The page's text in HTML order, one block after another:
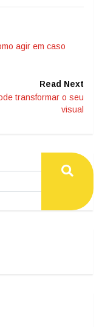
agir em caso
Read Next
transformar o seu
visual